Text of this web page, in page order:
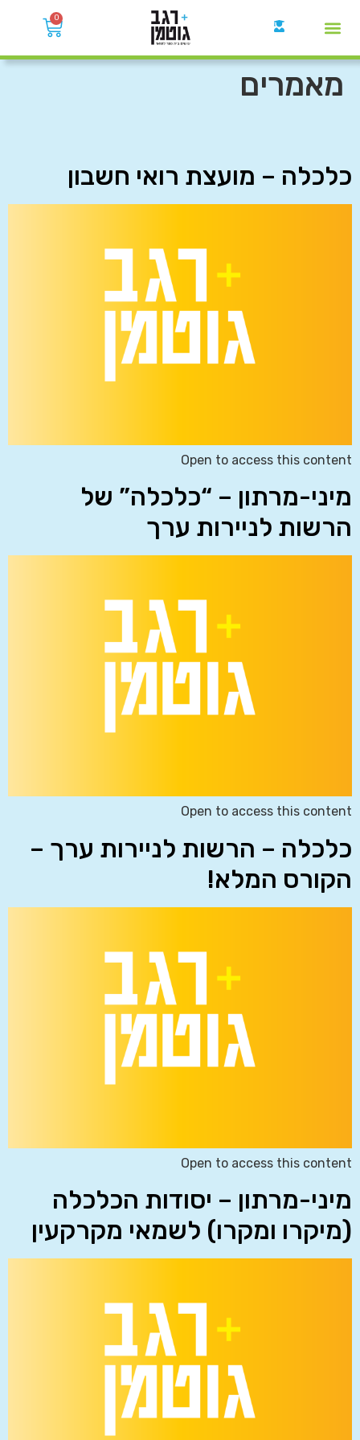
0
מאמרים
כלכלה – מועצת רואי חשבון
Open to access this content
מיני-מרתון – “כלכלה” של
הרשות לניירות ערך
Open to access this content
כלכלה – הרשות לניירות ערך –
הקורס המלא!
Open to access this content
מיני-מרתון – יסודות הכלכלה
(מיקרו ומקרו) לשמאי מקרקעין